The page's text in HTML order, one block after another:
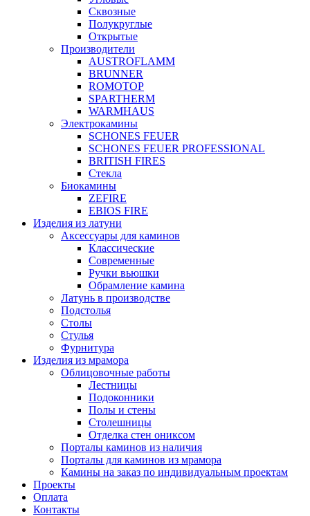
Сквозные
Полукруглые
Открытые
Производители
AUSTROFLAMM
BRUNNER
ROMOTOP
SPARTHERM
WARMHAUS
Электрокамины
SCHONES FEUER
SCHONES FEUER PROFESSIONAL
BRITISH FIRES
Стекла
Биокамины
ZEFIRE
EBIOS FIRE
Изделия из латуни
Аксессуары для каминов
Классические
Современные
Ручки вьюшки
Обрамление камина
Латунь в производстве
Подстолья
Столы
Стулья
Фурнитура
Изделия из мрамора
Облицовочные работы
Лестницы
Подоконники
Полы и стены
Столешницы
Отделка стен ониксом
Порталы каминов из наличия
Порталы для каминов из мрамора
Камины на заказ по индивидуальным проектам
Проекты
Оплата
Контакты